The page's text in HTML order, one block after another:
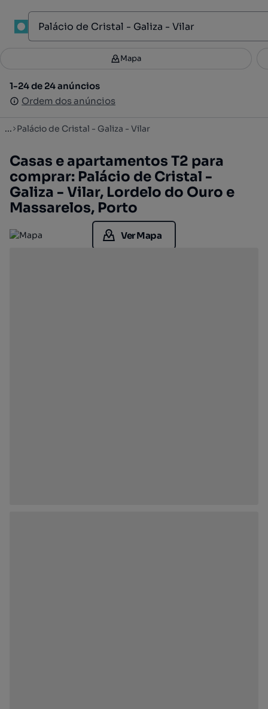
Filtros 2
1-24 de 24 anúncios
Ordem dos anúncios
Mapa
1-24 de 24 anúncios
Ordem dos anúncios
... Palácio de Cristal - Galiza - Vilar
Casas e apartamentos T2 para
comprar: Palácio de Cristal -
Galiza - Vilar, Lordelo do Ouro e
Massarelos, Porto
Ver Mapa